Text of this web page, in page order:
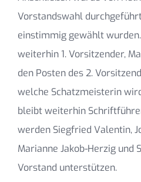
Vorstandswahl
einstimmig gewählt
weiterhin 1. Vorsitzender,
den Posten des 2.
welche Schatzmeisterin
bleibt weiterhin
werden Siegfried Valentin,
Marianne Jakob-Herzig und
Vorstand unterstützen.